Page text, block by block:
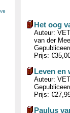
Het oog
Auteur:
van der
Prijs:
Leven en
Auteur:
Prijs:
Paulus